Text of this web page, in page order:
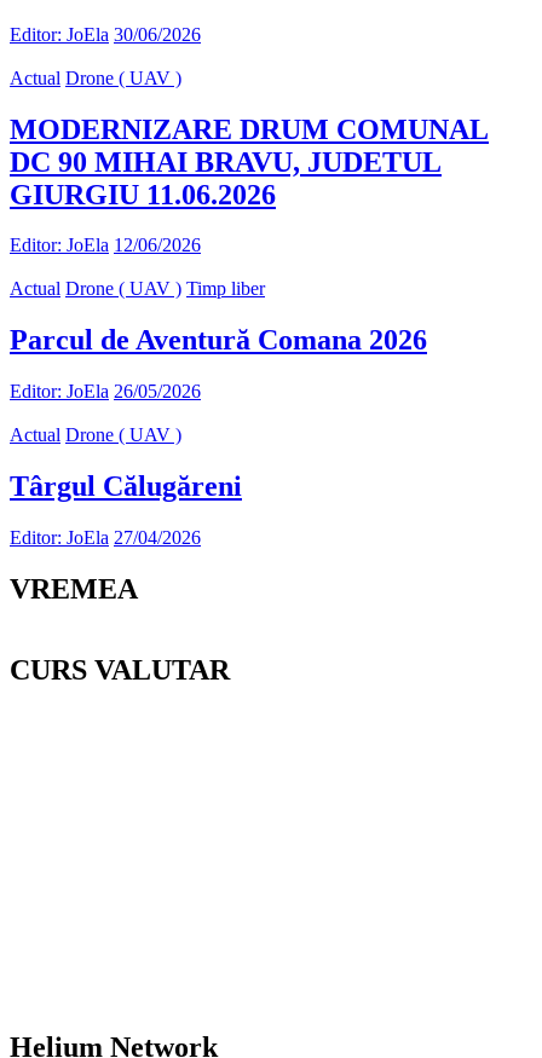
Editor: JoEla 30/06/2026
Actual Drone ( UAV )
MODERNIZARE DRUM COMUNAL
DC 90 MIHAI BRAVU, JUDETUL
GIURGIU 11.06.2026
Editor: JoEla 12/06/2026
Actual Drone ( UAV ) Timp liber
Parcul de Aventură Comana 2026
Editor: JoEla 26/05/2026
Actual Drone ( UAV )
Târgul Călugăreni
Editor: JoEla 27/04/2026
VREMEA
CURS VALUTAR
Helium Network